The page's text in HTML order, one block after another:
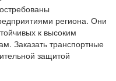
региона. Они
к высоким
Заказать транспортные
защитой